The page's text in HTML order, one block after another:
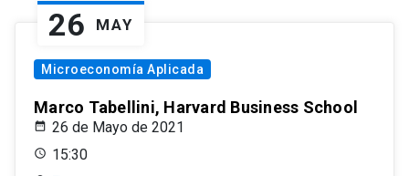
26 MAY
Microeconomía Aplicada
Marco Tabellini, Harvard Business School
26 de Mayo de 2021
15:30